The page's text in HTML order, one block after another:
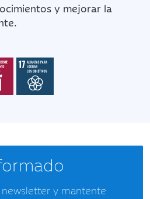
y mejorar la
y mantente